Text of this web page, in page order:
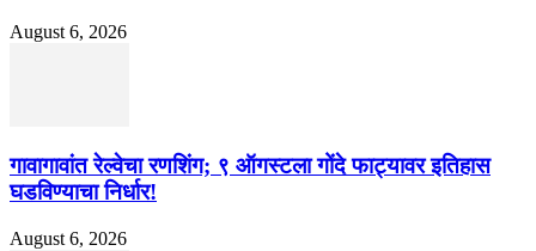
August 6, 2026
गावागावांत रेल्वेचा रणशिंग; ९ ऑगस्टला गोंदे फाट्यावर इतिहास
घडविण्याचा निर्धार!
August 6, 2026